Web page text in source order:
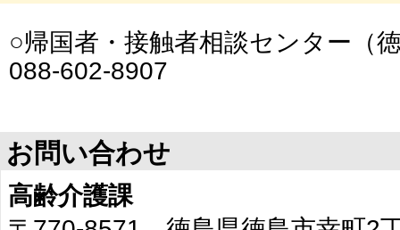
○帰国者・接触者相談センター（
088-602-8907
お問い合わせ
高齢介護課